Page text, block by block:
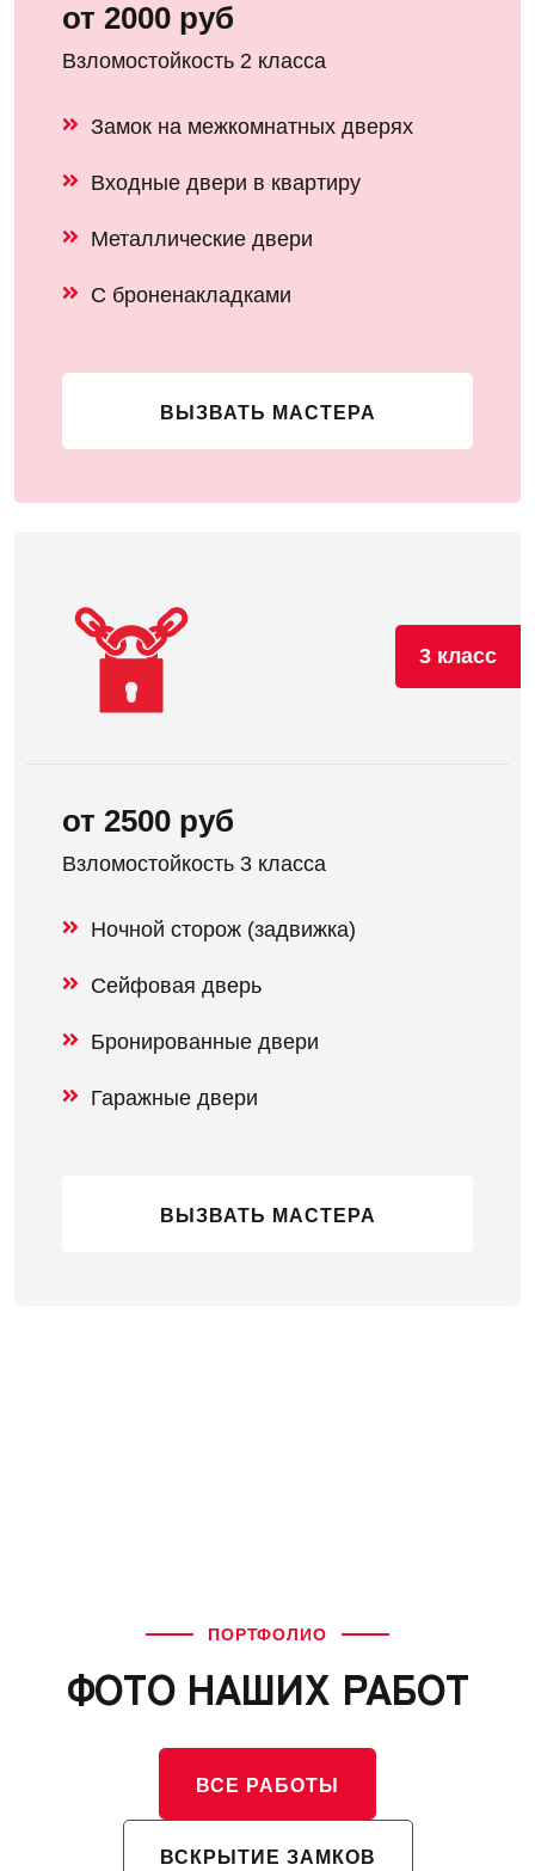
от 2000 руб
Взломостойкость 2 класса
Замок на межкомнатных дверях
Входные двери в квартиру
Металлические двери
С броненакладками
ВЫЗВАТЬ МАСТЕРА
3 класс
от 2500 руб
Взломостойкость 3 класса
Ночной сторож (задвижка)
Сейфовая дверь
Бронированные двери
Гаражные двери
ВЫЗВАТЬ МАСТЕРА
ПОРТФОЛИО
ФОТО НАШИХ РАБОТ
ВСЕ РАБОТЫ
ВСКРЫТИЕ ЗАМКОВ